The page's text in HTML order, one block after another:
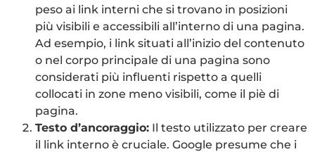
peso ai link interni che si trovano in posizioni
più visibili e accessibili all’interno di una pagina.
Ad esempio, i link situati all’inizio del contenuto
o nel corpo principale di una pagina sono
considerati più influenti rispetto a quelli
collocati in zone meno visibili, come il piè di
pagina.
Testo d’ancoraggio: Il testo utilizzato per creare
il link interno è cruciale. Google presume che i